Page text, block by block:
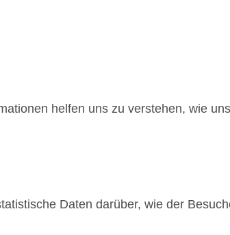
helfen uns zu verstehen, wie
Daten darüber, wie der